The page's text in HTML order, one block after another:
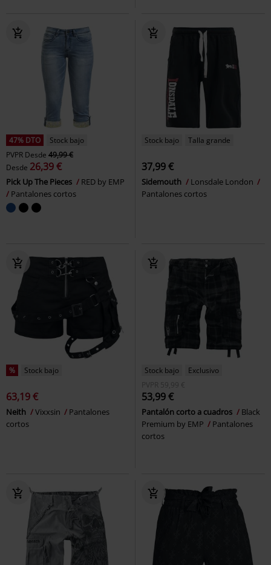
47% DTO
Stock bajo
PVPR Desde 49,99 €
Desde 26,39 €
Pick Up The Pieces
RED by EMP
Pantalones cortos
Stock bajo Talla grande
37,99 €
Sidemouth
Lonsdale London
Pantalones cortos
% Stock bajo
63,19 €
Neith Vixxsin
Pantalones
cortos
Stock bajo
Exclusivo
PVPR
59,99 €
53,99 €
Pantalón corto a cuadros
Black
Premium by EMP
Pantalones
cortos